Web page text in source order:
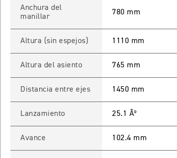
Anchura del
manillar
780 mm
Altura (sin espejos) 1110 mm
Altura del asiento 765 mm
Distancia entre ejes 1450 mm
Lanzamiento 25.1 Âº
Avance 102.4 mm